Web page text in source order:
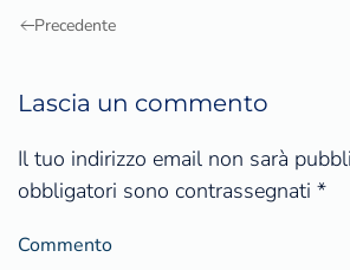
Precedente
Lascia un commento
Il tuo indirizzo email non sarà
obbligatori sono contrassegnati *
Commento